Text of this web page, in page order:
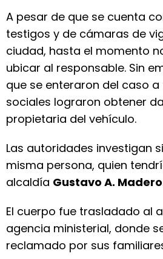
A pesar de que se cuenta
testigos y de cámaras de
ciudad, hasta el momento
ubicar al responsable. Sin
que se enteraron del caso
sociales lograron obtener
propietaria del vehículo.
Las autoridades investigan
misma persona, quien
alcaldía Gustavo A. Madero
El cuerpo fue trasladado al
agencia ministerial, donde
reclamado por sus